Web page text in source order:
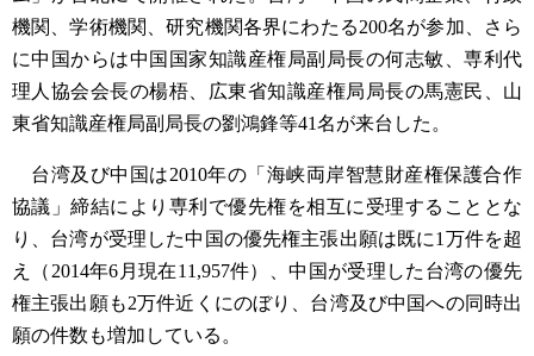
機関、学術機関、研究機関各界にわたる200名が参加、さら
に中国からは中国国家知識産権局副局長の何志敏、専利代
理人協会会長の楊梧、広東省知識産権局局長の馬憲民、山
東省知識産権局副局長の劉鴻鋒等41名が来台した。
台湾及び中国は2010年の「海峡両岸智慧財産権保護合作
協議」締結により専利で優先権を相互に受理することとな
り、台湾が受理した中国の優先権主張出願は既に1万件を超
え（2014年6月現在11,957件）、中国が受理した台湾の優先
権主張出願も2万件近くにのぼり、台湾及び中国への同時出
願の件数も増加している。